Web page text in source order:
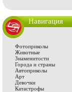
Навигация
Фотоприколы
Животные
Знаменитости
Города и страны
Автоприколы
Арт
Девочки
Катастрофы